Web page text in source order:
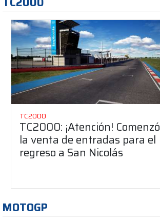
TC2000
TC2000: ¡Atención! Comenzó
la venta de entradas para el
regreso a San Nicolás
MOTOGP